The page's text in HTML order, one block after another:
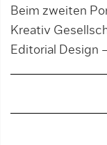
Beim zweiten
Kreativ
Editorial Design